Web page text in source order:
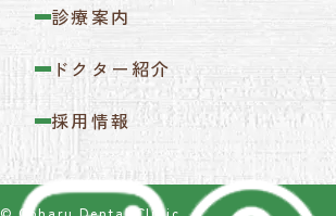
診療案内
ドクター紹介
採用情報
© Coharu Dental Clinic.